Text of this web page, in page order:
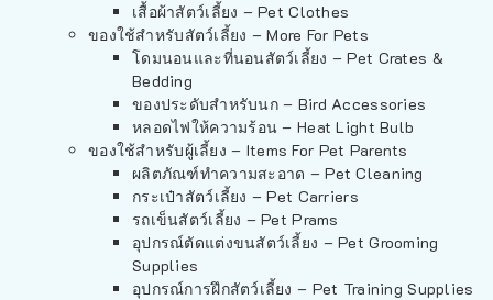
เสื้อผ้าสัตว์เลี้ยง – Pet Clothes
ของใช้สำหรับสัตว์เลี้ยง – More For Pets
โดมนอนและที่นอนสัตว์เลี้ยง – Pet Crates &
Bedding
ของประดับสำหรับนก – Bird Accessories
หลอดไฟให้ความร้อน – Heat Light Bulb
ของใช้สำหรับผู้เลี้ยง – Items For Pet Parents
ผลิตภัณฑ์ทำความสะอาด – Pet Cleaning
กระเป๋าสัตว์เลี้ยง – Pet Carriers
รถเข็นสัตว์เลี้ยง – Pet Prams
อุปกรณ์ตัดแต่งขนสัตว์เลี้ยง – Pet Grooming
Supplies
อุปกรณ์การฝึกสัตว์เลี้ยง – Pet Training Supplies